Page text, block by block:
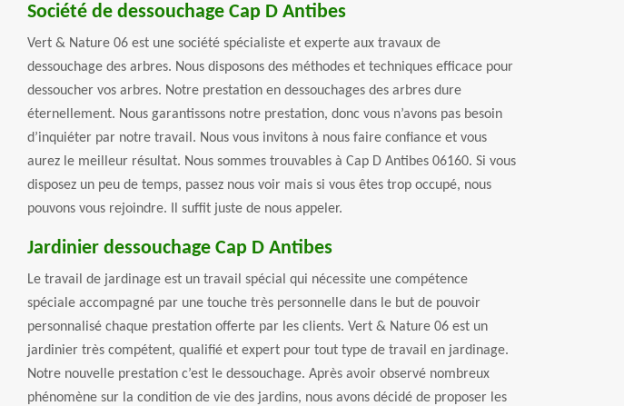
Société de dessouchage Cap D Antibes
Vert & Nature 06 est une société spécialiste et experte aux travaux de
dessouchage des arbres. Nous disposons des méthodes et techniques efficace pour
dessoucher vos arbres. Notre prestation en dessouchages des arbres dure
éternellement. Nous garantissons notre prestation, donc vous n’avons pas besoin
d’inquiéter par notre travail. Nous vous invitons à nous faire confiance et vous
aurez le meilleur résultat. Nous sommes trouvables à Cap D Antibes 06160. Si vous
disposez un peu de temps, passez nous voir mais si vous êtes trop occupé, nous
pouvons vous rejoindre. Il suffit juste de nous appeler.
Jardinier dessouchage Cap D Antibes
Le travail de jardinage est un travail spécial qui nécessite une compétence
spéciale accompagné par une touche très personnelle dans le but de pouvoir
personnalisé chaque prestation offerte par les clients. Vert & Nature 06 est un
jardinier très compétent, qualifié et expert pour tout type de travail en jardinage.
Notre nouvelle prestation c’est le dessouchage. Après avoir observé nombreux
phénomène sur la condition de vie des jardins, nous avons décidé de proposer les